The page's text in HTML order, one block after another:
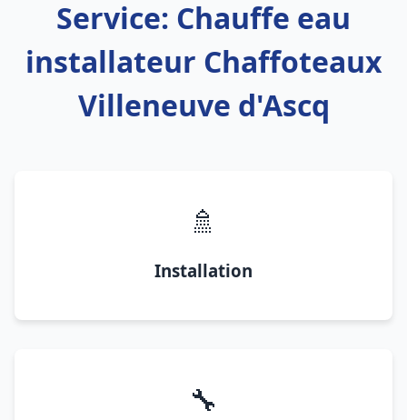
Service: Chauffe eau
installateur Chaffoteaux
Villeneuve d'Ascq
🚿
Installation
🔧